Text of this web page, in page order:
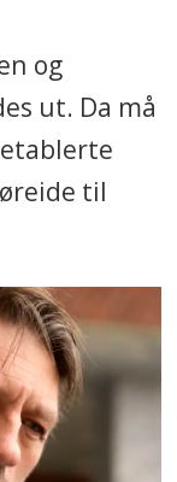
og
ut. Da må
til